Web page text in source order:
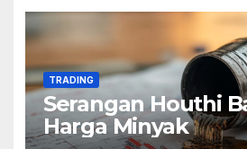
TRADING
Serangan Houthi
Harga Minyak